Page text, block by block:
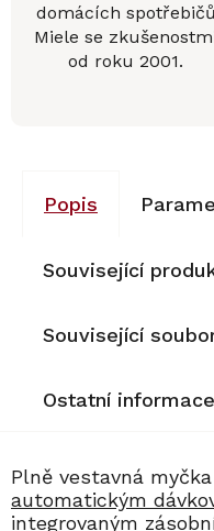
domácích spotřebičů
Miele se
od roku 2001.
Popis
Související
Související
Ostatní informace
Plně vestavná
automatickým
integrovaným